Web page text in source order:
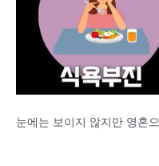
눈에는 보이지 않지만 영혼